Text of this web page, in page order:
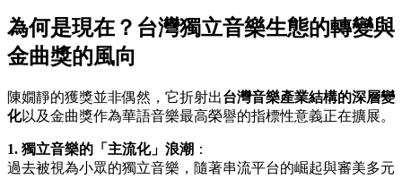
為何是現在？台灣獨立音樂生態的轉變與
金曲獎的風向
陳嫺靜的獲獎並非偶然，它折射出台灣音樂產業結構的深層變
化以及金曲獎作為華語音樂最高榮譽的指標性意義正在擴展。
1. 獨立音樂的「主流化」浪潮 ：
過去被視為小眾的獨立音樂，隨著串流平台的崛起與審美多元